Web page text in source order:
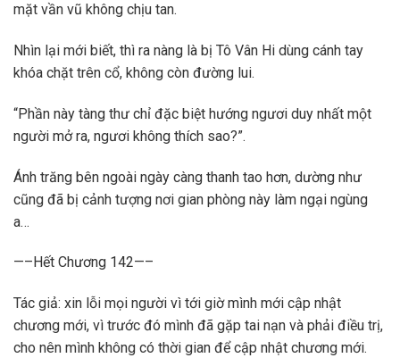
mặt vần vũ không chịu tan.
Nhìn lại mới biết, thì ra nàng là bị Tô Vân Hi dùng cánh tay
khóa chặt trên cổ, không còn đường lui.
“Phần này tàng thư chỉ đặc biệt hướng ngươi duy nhất một
người mở ra, ngươi không thích sao?”.
Ánh trăng bên ngoài ngày càng thanh tao hơn, dường như
cũng đã bị cảnh tượng nơi gian phòng này làm ngại ngùng
a…
—–Hết Chương 142—–
Tác giả: xin lỗi mọi người vì tới giờ mình mới cập nhật
chương mới, vì trước đó mình đã gặp tai nạn và phải điều trị,
cho nên mình không có thời gian để cập nhật chương mới.